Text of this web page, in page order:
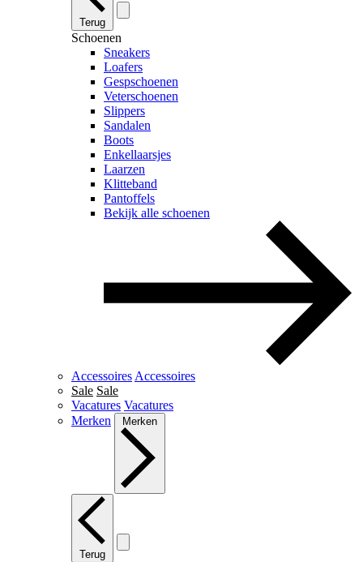
Terug
Schoenen
Sneakers
Loafers
Gespschoenen
Veterschoenen
Slippers
Sandalen
Boots
Enkellaarsjes
Laarzen
Klitteband
Pantoffels
Bekijk alle schoenen
Accessoires Accessoires
Sale Sale
Vacatures Vacatures
Merken
Merken
Terug